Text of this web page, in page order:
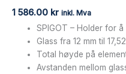
1 586.00 kr inkl. Mva
SPIGOT – Holder for
Glass fra 12 mm til
Total høyde på
Avstanden mellom